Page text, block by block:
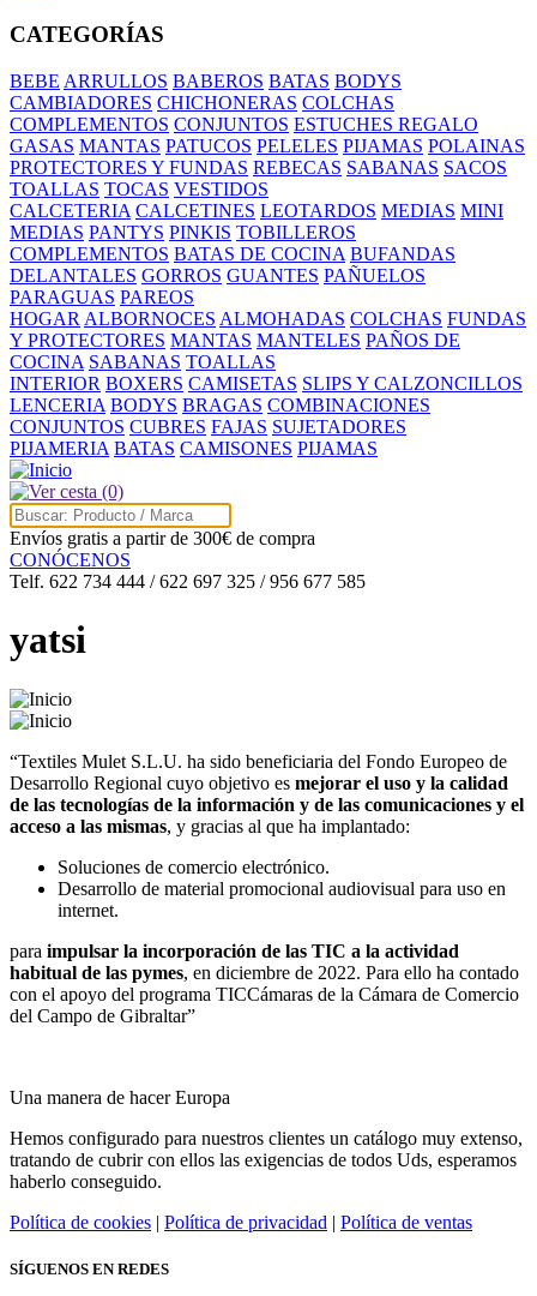
CATEGORÍAS
BEBE ARRULLOS BABEROS BATAS BODYS
CAMBIADORES CHICHONERAS COLCHAS
COMPLEMENTOS CONJUNTOS ESTUCHES REGALO
GASAS MANTAS PATUCOS PELELES PIJAMAS POLAINAS
PROTECTORES Y FUNDAS REBECAS SABANAS SACOS
TOALLAS TOCAS VESTIDOS
CALCETERIA CALCETINES LEOTARDOS MEDIAS MINI
MEDIAS PANTYS PINKIS TOBILLEROS
COMPLEMENTOS BATAS DE COCINA BUFANDAS
DELANTALES GORROS GUANTES PAÑUELOS
PARAGUAS PAREOS
HOGAR ALBORNOCES ALMOHADAS COLCHAS FUNDAS
Y PROTECTORES MANTAS MANTELES PAÑOS DE
COCINA SABANAS TOALLAS
INTERIOR BOXERS CAMISETAS SLIPS Y CALZONCILLOS
LENCERIA BODYS BRAGAS COMBINACIONES
CONJUNTOS CUBRES FAJAS SUJETADORES
PIJAMERIA BATAS CAMISONES PIJAMAS
(0)
Envíos gratis a partir de 300€ de compra
CONÓCENOS
Telf. 622 734 444 / 622 697 325 / 956 677 585
yatsi
“Textiles Mulet S.L.U. ha sido beneficiaria del Fondo Europeo de
Desarrollo Regional cuyo objetivo es mejorar el uso y la calidad
de las tecnologías de la información y de las comunicaciones y el
acceso a las mismas, y gracias al que ha implantado:
Soluciones de comercio electrónico.
Desarrollo de material promocional audiovisual para uso en
internet.
para impulsar la incorporación de las TIC a la actividad
habitual de las pymes, en diciembre de 2022. Para ello ha contado
con el apoyo del programa TICCámaras de la Cámara de Comercio
del Campo de Gibraltar”
Una manera de hacer Europa
Hemos configurado para nuestros clientes un catálogo muy extenso,
tratando de cubrir con ellos las exigencias de todos Uds, esperamos
haberlo conseguido.
Política de cookies | Política de privacidad | Política de ventas
SÍGUENOS EN REDES